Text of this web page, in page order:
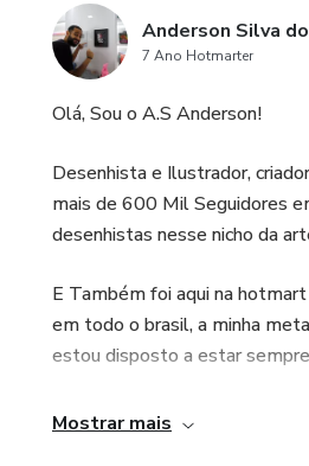
Anderson Silva
7 Ano Hotmarter
Olá, Sou o A.S Anderson!
Desenhista e Ilustrador,
mais de 600 Mil Seguidores
desenhistas nesse nicho da
E Também foi aqui na
em todo o brasil, a minha
estou disposto a estar
Mostrar mais